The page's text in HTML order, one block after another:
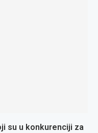
su u konkurenciji za